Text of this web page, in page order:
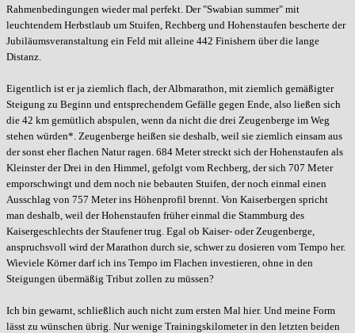
Rahmenbedingungen wieder mal perfekt. Der "Swabian summer" mit
leuchtendem Herbstlaub um Stuifen, Rechberg und Hohenstaufen bescherte der
Jubiläumsveranstaltung ein Feld mit alleine 442 Finishern über die lange
Distanz.
Eigentlich ist er ja ziemlich flach, der Albmarathon, mit ziemlich gemäßigter
Steigung zu Beginn und entsprechendem Gefälle gegen Ende, also ließen sich
die 42 km gemütlich abspulen, wenn da nicht die drei Zeugenberge im Weg
stehen würden*. Zeugenberge heißen sie deshalb, weil sie ziemlich einsam aus
der sonst eher flachen Natur ragen. 684 Meter streckt sich der Hohenstaufen als
Kleinster der Drei in den Himmel, gefolgt vom Rechberg, der sich 707 Meter
emporschwingt und dem noch nie bebauten Stuifen, der noch einmal einen
Ausschlag von 757 Meter ins Höhenprofil brennt. Von Kaiserbergen spricht
man deshalb, weil der Hohenstaufen früher einmal die Stammburg des
Kaisergeschlechts der Staufener trug. Egal ob Kaiser- oder Zeugenberge,
anspruchsvoll wird der Marathon durch sie, schwer zu dosieren vom Tempo her.
Wieviele Körner darf ich ins Tempo im Flachen investieren, ohne in den
Steigungen übermäßig Tribut zollen zu müssen?
Ich bin gewarnt, schließlich auch nicht zum ersten Mal hier. Und meine Form
lässt zu wünschen übrig. Nur wenige Trainingskilometer in den letzten beiden